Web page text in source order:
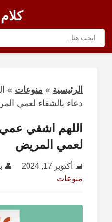
الرئيسية » منوعات »
دعاء بالشفاء لعمي
اللهم اشفي عمي
لعمي المريض
📅 أكتوبر 17, 2024 👤
منوعات